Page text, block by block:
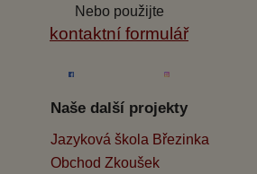
Nebo použijte
kontaktní formulář
Naše další projekty
Jazyková škola Březinka
Obchod Zkoušek